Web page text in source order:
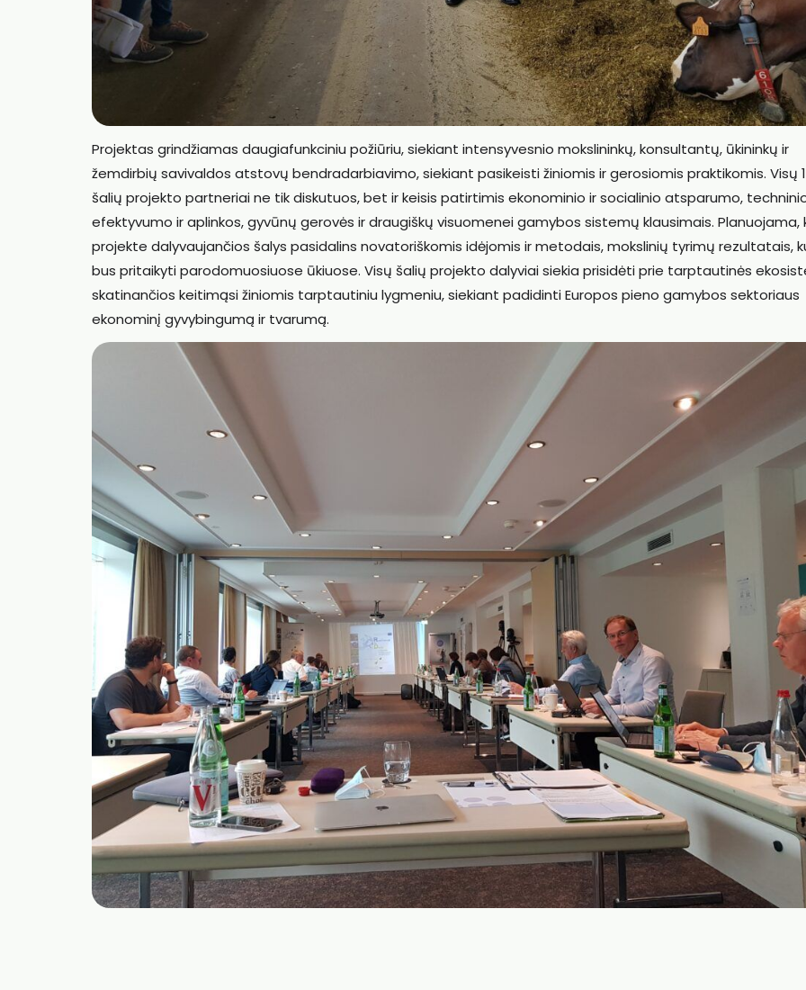
Projektas grindžiamas daugiafunkciniu požiūriu, siekiant intensyvesnio mokslininkų, konsultantų, ūkininkų ir
žemdirbių savivaldos atstovų bendradarbiavimo, siekiant pasikeisti žiniomis ir gerosiomis praktikomis. Visų
šalių projekto partneriai ne tik diskutuos, bet ir keisis patirtimis ekonominio ir socialinio atsparumo,
efektyvumo ir aplinkos, gyvūnų gerovės ir draugiškų visuomenei gamybos sistemų klausimais. Planuojama,
projekte dalyvaujančios šalys pasidalins novatoriškomis idėjomis ir metodais, mokslinių tyrimų rezultatais,
bus pritaikyti parodomuosiuose ūkiuose. Visų šalių projekto dalyviai siekia prisidėti prie tarptautinės
skatinančios keitimąsi žiniomis tarptautiniu lygmeniu, siekiant padidinti Europos pieno gamybos sektoriaus
ekonominį gyvybingumą ir tvarumą.